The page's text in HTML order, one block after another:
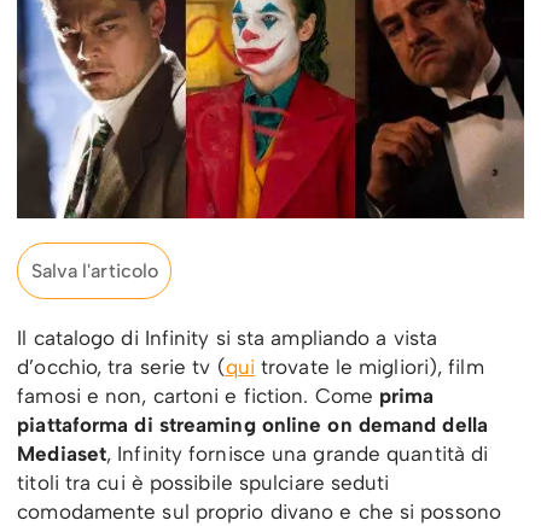
Salva l'articolo
Il catalogo di Infinity si sta ampliando a vista
d’occhio, tra serie tv (qui trovate le migliori), film
famosi e non, cartoni e fiction. Come prima
piattaforma di streaming online on demand della
Mediaset, Infinity fornisce una grande quantità di
titoli tra cui è possibile spulciare seduti
comodamente sul proprio divano e che si possono